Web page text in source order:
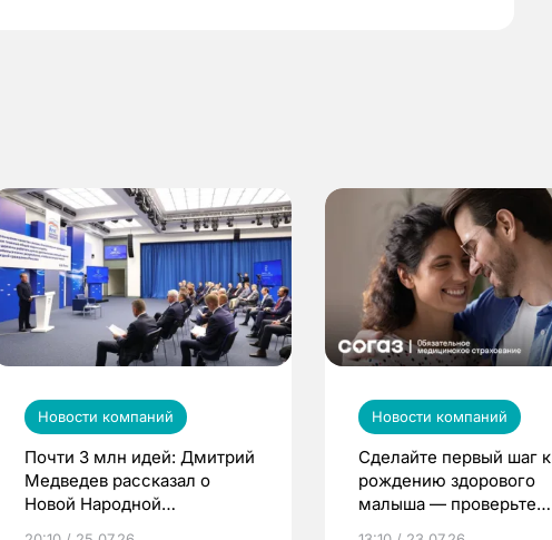
Новости компаний
Почти 3 млн идей: Дмитрий
Медведев рассказал о
Новой Народной
Новости компаний
Сделайте первый шаг к
рождению здорового
малыша — проверьте